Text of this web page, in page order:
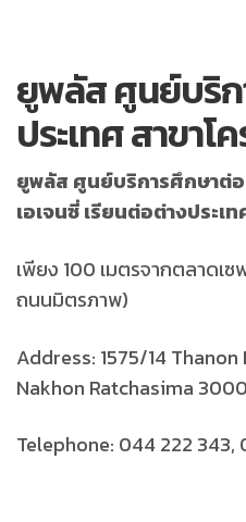
ยูพลัส ศูนย์บริ
ประเทศ สาขาโ
ยูพลัส ศูนย์บริการศึกษาต่อ
เอเจนซี่ เรียนต่อต่างประเท
เพียง 100 เมตรจากตลาดเ
ถนนมิตรภาพ)
Address: 1575/14
Nakhon Ratchasima
Telephone: 044 222 343,